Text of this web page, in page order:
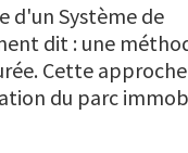
d'un Système de
dit : une
Cette
du parc